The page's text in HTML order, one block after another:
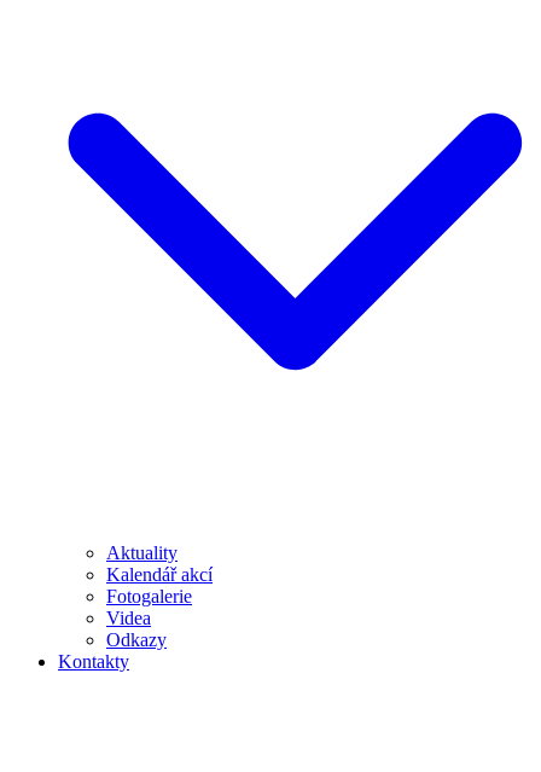
Aktuality
Kalendář akcí
Fotogalerie
Videa
Odkazy
Kontakty